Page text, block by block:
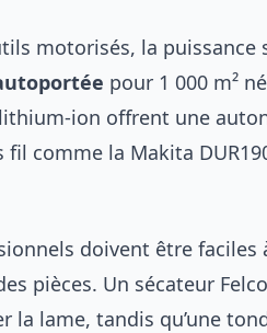
motorisés, la puissance
pour 1 000 m²
ion offrent une
comme la Makita
doivent être faciles
pièces. Un sécateur
la lame, tandis qu’une